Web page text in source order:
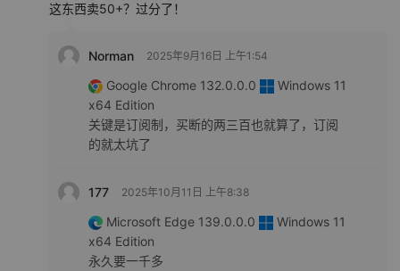
这东西卖50+？过分了！
Norman 2025年9月16日 上午1:54
Google Chrome 132.0.0.0
Windows 11
x64 Edition
关键是订阅制，买断的两三百也就算了，订阅
的就太坑了
177 2025年10月11日 上午8:38
Microsoft Edge 139.0.0.0
Windows 11
x64 Edition
永久要一千多